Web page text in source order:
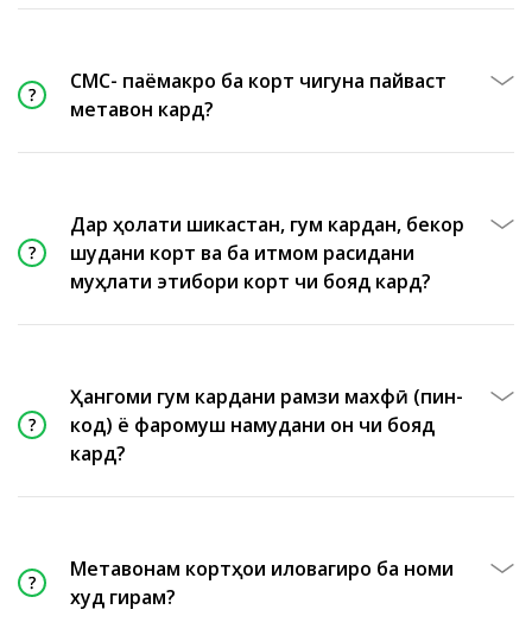
СМС- паёмакро ба корт чигуна пайваст
метавон кард?
Дар ҳолати шикастан, гум кардан, бекор
шудани корт ва ба итмом расидани
муҳлати этибори корт чи бояд кард?
Ҳангоми гум кардани рамзи махфӣ (пин-
код) ё фаромуш намудани он чи бояд
кард?
Метавонам кортҳои иловагиро ба номи
худ гирам?